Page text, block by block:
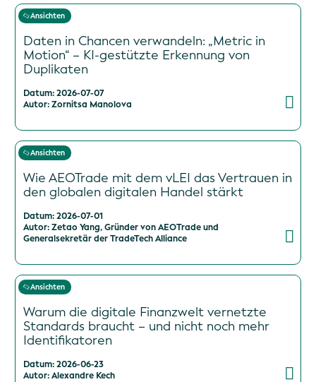
Ansichten
Daten in Chancen verwandeln: „Metric in
Motion“ – KI-gestützte Erkennung von
Duplikaten
Datum: 2026-07-07
Autor: Zornitsa Manolova
Ansichten
Wie AEOTrade mit dem vLEI das Vertrauen in
den globalen digitalen Handel stärkt
Datum: 2026-07-01
Autor: Zetao Yang, Gründer von AEOTrade und
Generalsekretär der TradeTech Alliance
Ansichten
Warum die digitale Finanzwelt vernetzte
Standards braucht – und nicht noch mehr
Identifikatoren
Datum: 2026-06-23
Autor: Alexandre Kech